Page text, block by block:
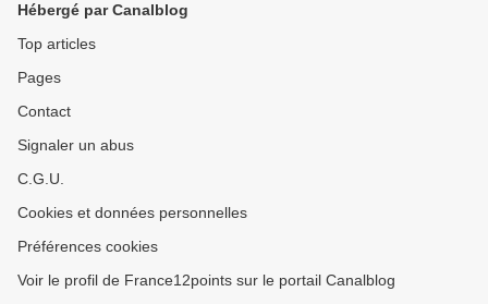
Hébergé par Canalblog
Top articles
Pages
Contact
Signaler un abus
C.G.U.
Cookies et données personnelles
Préférences cookies
Voir le profil de France12points sur le portail Canalblog